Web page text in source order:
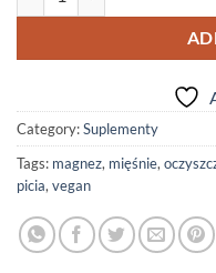
Category:Suplementy
Tags: magnez, mięśnie,
picia, vegan